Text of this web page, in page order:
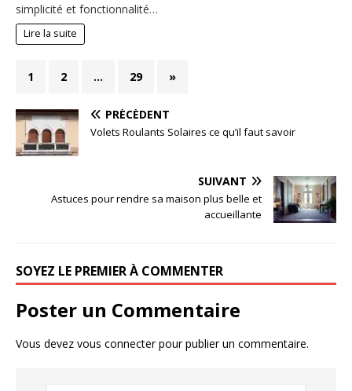
simplicité et fonctionnalité…
Lire la suite
1 2 … 29 »
PRÉCÉDENT
Volets Roulants Solaires ce qu’il faut savoir
SUIVANT
Astuces pour rendre sa maison plus belle et
accueillante
SOYEZ LE PREMIER À COMMENTER
Poster un Commentaire
Vous devez vous connecterpour publier un commentaire.